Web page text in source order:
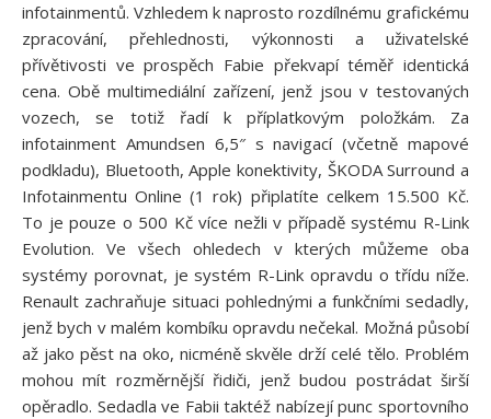
infotainmentů. Vzhledem k naprosto rozdílnému grafickému
zpracování, přehlednosti, výkonnosti a uživatelské
přívětivosti ve prospěch Fabie překvapí téměř identická
cena. Obě multimediální zařízení, jenž jsou v testovaných
vozech, se totiž řadí k příplatkovým položkám. Za
infotainment Amundsen 6,5″ s navigací (včetně mapové
podkladu), Bluetooth, Apple konektivity, ŠKODA Surround a
Infotainmentu Online (1 rok) připlatíte celkem 15.500 Kč.
To je pouze o 500 Kč více nežli v případě systému R-Link
Evolution. Ve všech ohledech v kterých můžeme oba
systémy porovnat, je systém R-Link opravdu o třídu níže.
Renault zachraňuje situaci pohlednými a funkčními sedadly,
jenž bych v malém kombíku opravdu nečekal. Možná působí
až jako pěst na oko, nicméně skvěle drží celé tělo. Problém
mohou mít rozměrnější řidiči, jenž budou postrádat širší
opěradlo. Sedadla ve Fabii taktéž nabízejí punc sportovního